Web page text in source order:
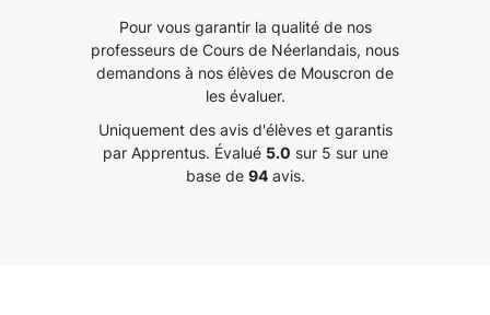
Pour vous garantir la qualité de nos
professeurs de Cours de Néerlandais, nous
demandons à nos élèves de Mouscron de
les évaluer.
Uniquement des avis d'élèves et garantis
par Apprentus. Évalué 5.0 sur 5 sur une
base de 94avis.